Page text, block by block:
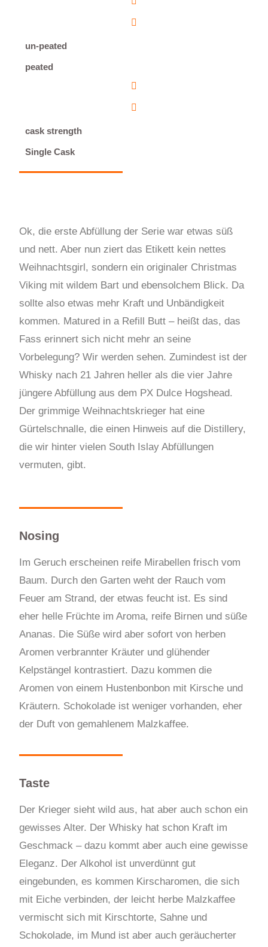
un-peated
peated
cask strength
Single Cask
Ok, die erste Abfüllung der Serie war etwas süß
und nett. Aber nun ziert das Etikett kein nettes
Weihnachtsgirl, sondern ein originaler Christmas
Viking mit wildem Bart und ebensolchem Blick. Da
sollte also etwas mehr Kraft und Unbändigkeit
kommen. Matured in a Refill Butt – heißt das, das
Fass erinnert sich nicht mehr an seine
Vorbelegung? Wir werden sehen. Zumindest ist der
Whisky nach 21 Jahren heller als die vier Jahre
jüngere Abfüllung aus dem PX Dulce Hogshead.
Der grimmige Weihnachtskrieger hat eine
Gürtelschnalle, die einen Hinweis auf die Distillery,
die wir hinter vielen South Islay Abfüllungen
vermuten, gibt.
Nosing
Im Geruch erscheinen reife Mirabellen frisch vom
Baum. Durch den Garten weht der Rauch vom
Feuer am Strand, der etwas feucht ist. Es sind
eher helle Früchte im Aroma, reife Birnen und süße
Ananas. Die Süße wird aber sofort von herben
Aromen verbrannter Kräuter und glühender
Kelpstängel kontrastiert. Dazu kommen die
Aromen von einem Hustenbonbon mit Kirsche und
Kräutern. Schokolade ist weniger vorhanden, eher
der Duft von gemahlenem Malzkaffee.
Taste
Der Krieger sieht wild aus, hat aber auch schon ein
gewisses Alter. Der Whisky hat schon Kraft im
Geschmack – dazu kommt aber auch eine gewisse
Eleganz. Der Alkohol ist unverdünnt gut
eingebunden, es kommen Kirscharomen, die sich
mit Eiche verbinden, der leicht herbe Malzkaffee
vermischt sich mit Kirschtorte, Sahne und
Schokolade, im Mund ist aber auch geräucherter